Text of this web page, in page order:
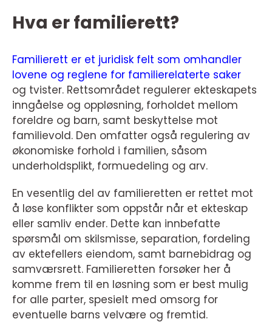
Hva er familierett?
Familierett er et juridisk felt som omhandler
lovene og reglene for familierelaterte saker
og tvister. Rettsområdet regulerer ekteskapets
inngåelse og oppløsning, forholdet mellom
foreldre og barn, samt beskyttelse mot
familievold. Den omfatter også regulering av
økonomiske forhold i familien, såsom
underholdsplikt, formuedeling og arv.
En vesentlig del av familieretten er rettet mot
å løse konflikter som oppstår når et ekteskap
eller samliv ender. Dette kan innbefatte
spørsmål om skilsmisse, separation, fordeling
av ektefellers eiendom, samt barnebidrag og
samværsrett. Familieretten forsøker her å
komme frem til en løsning som er best mulig
for alle parter, spesielt med omsorg for
eventuelle barns velvære og fremtid.